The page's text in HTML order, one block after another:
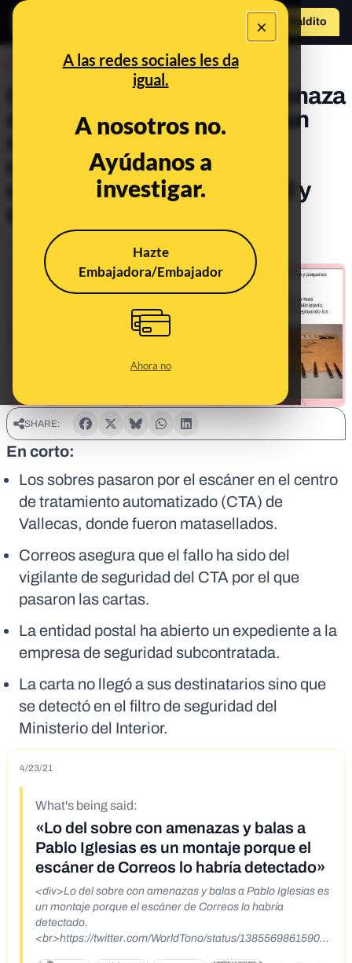
×
A las redes sociales les da
igual.
A nosotros no.
Ayúdanos a
investigar.
Hazte
Embajadora/Embajador
Ahora no
Hazte Maldito
Qué sabemos sobre la amenaza
de muerte con balas que han
recibido Pablo Iglesias, el
ministro del Interior y la
directora de la Guardia Civil y
Publicado el
Actualizado el
Apr 26, 2021, 3:02:00 PM
SHARE:
En corto:
Los sobres pasaron por el escáner en el centro
de tratamiento automatizado (CTA) de
Vallecas, donde fueron matasellados.
Correos asegura que el fallo ha sido del
vigilante de seguridad del CTA por el que
pasaron las cartas.
La entidad postal ha abierto un expediente a la
empresa de seguridad subcontratada.
La carta no llegó a sus destinatarios sino que
se detectó en el filtro de seguridad del
Ministerio del Interior.
4/23/21
What's being said:
«Lo del sobre con amenazas y balas a
Pablo Iglesias es un montaje porque el
escáner de Correos lo habría detectado»
<div>Lo del sobre con amenazas y balas a Pablo Iglesias es
un montaje porque el escáner de Correos lo habría
detectado.
<br>https://twitter.com/WorldTono/status/138556986159051